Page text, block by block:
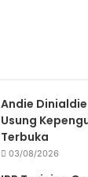
Andie
Usung
Terbuka
03/08/2026